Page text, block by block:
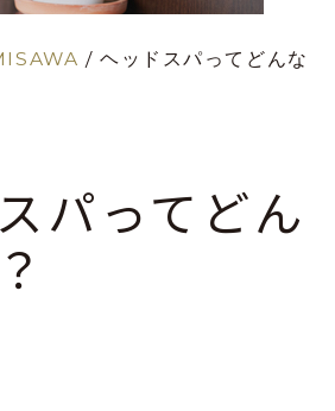
/ヘッドスパってどんな
パってどん